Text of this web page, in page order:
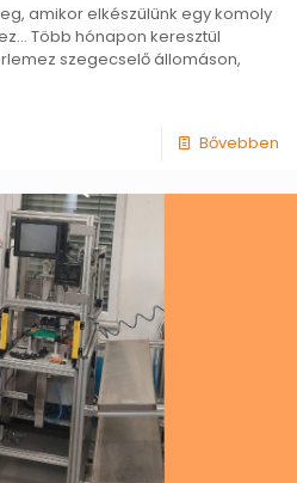
amikor elkészülünk egy komoly
Több hónapon keresztül
szegecselő állomáson,
Bővebben